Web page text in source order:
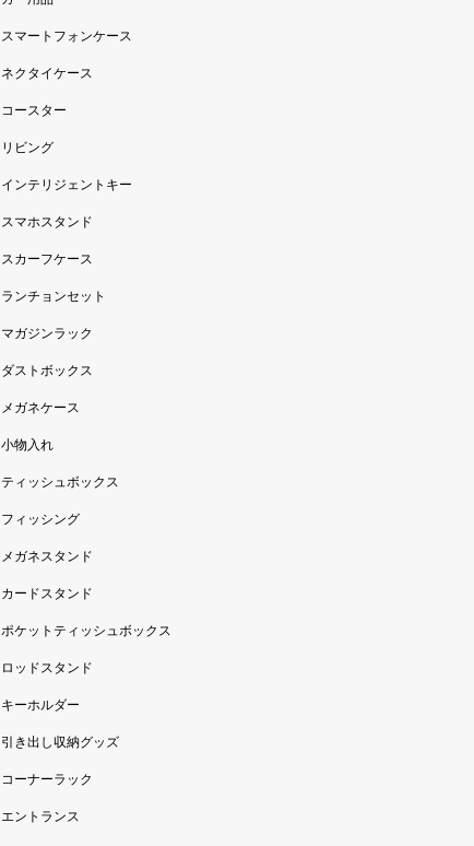
スマートフォンケース
ネクタイケース
コースター
リビング
インテリジェントキー
スマホスタンド
スカーフケース
ランチョンセット
マガジンラック
ダストボックス
メガネケース
小物入れ
ティッシュボックス
フィッシング
メガネスタンド
カードスタンド
ポケットティッシュボックス
ロッドスタンド
キーホルダー
引き出し収納グッズ
コーナーラック
エントランス